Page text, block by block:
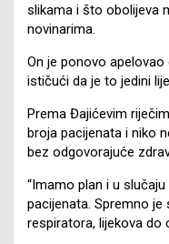
slikama i što obolijeva
novinarima.
On je ponovo
ističući da je to jedini
Prema Đajićevim
broja pacijenata i niko
bez odgovorajuće
“Imamo plan i u
pacijenata. Spremno
respiratora, lijekova do